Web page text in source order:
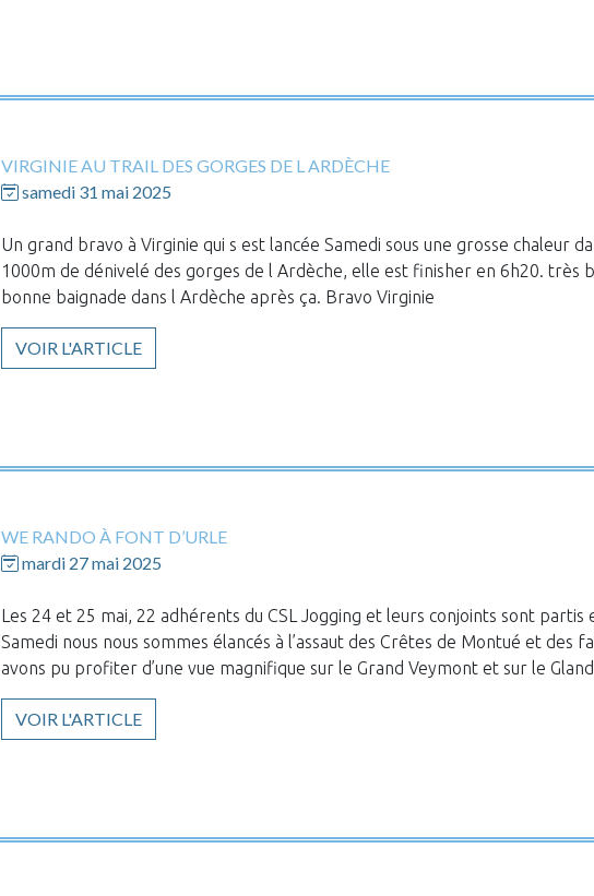
VIRGINIE AU TRAIL DES GORGES DE L ARDÈCHE
samedi 31 mai 2025
Un grand bravo à Virginie qui s est lancée Samedi sous une grosse chaleur
1000m de dénivelé des gorges de l Ardèche, elle est finisher en 6h20. très
bonne baignade dans l Ardèche après ça. Bravo Virginie
VOIR L'ARTICLE
WE RANDO À FONT D’URLE
mardi 27 mai 2025
Les 24 et 25 mai, 22 adhérents du CSL Jogging et leurs conjoints sont partis
Samedi nous nous sommes élancés à l’assaut des Crêtes de Montué et des
avons pu profiter d’une vue magnifique sur le Grand Veymont et sur le
VOIR L'ARTICLE